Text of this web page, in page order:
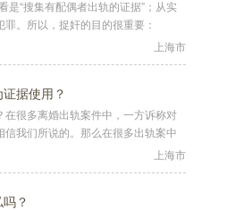
是“搜集有配偶者出轨的证据”；从实
。所以，捉奸的目的很重要：
上海市
据使用？
在很多离婚出轨案件中，一方诉称对
我们所说的。那么在很多出轨案中
上海市
？